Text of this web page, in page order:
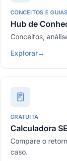
CONCEITOS E GUIAS
Hub de
Conceitos,
Explorar→
GRATUITA
Calculadora
Compare o
caso.